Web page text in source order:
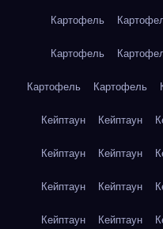
Картофель
Картофель
Картофель Картофель
Кейптаун Кейптаун
Кейптаун Кейптаун
Кейптаун Кейптаун
Кейптаун Кейптаун